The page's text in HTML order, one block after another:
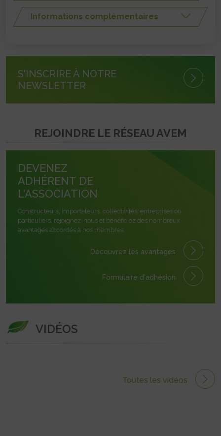
Informations complémentaires
S'INSCRIRE À NOTRE
NEWSLETTER
REJOINDRE LE RÉSEAU AVEM
DEVENEZ
ADHÉRENT DE
L'ASSOCIATION
Constructeurs, importateurs, collectivités, entreprises ou
particuliers, rejoignez-nous et bénéficiez des nombreux
avantages accordés à nos membres.
Découvrez les avantages
Formulaire d'adhésion
VIDÉOS
Toutes les vidéos